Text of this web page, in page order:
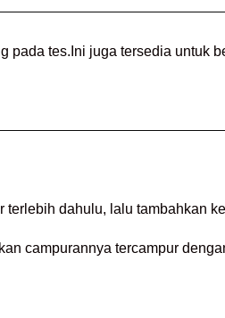
pada tes.Ini juga tersedia untuk
dahulu, lalu tambahkan
campurannya tercampur